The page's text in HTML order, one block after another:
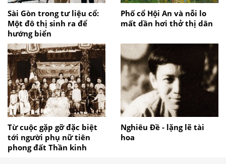
Sài Gòn trong tư liệu cổ:
Một đô thị sinh ra để
hướng biển
Phố cổ Hội An và nỗi lo
mất dần hơi thở thị dân
Từ cuộc gặp gỡ đặc biệt
tới người phụ nữ tiên
phong đất Thần kinh
Nghiêu Đề - lặng lẽ tài
hoa